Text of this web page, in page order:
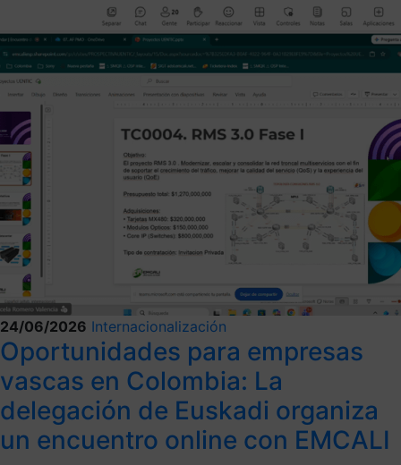
24/06/2026 Internacionalización
Oportunidades para empresas
vascas en Colombia: La
delegación de Euskadi organiza
un encuentro online con EMCALI